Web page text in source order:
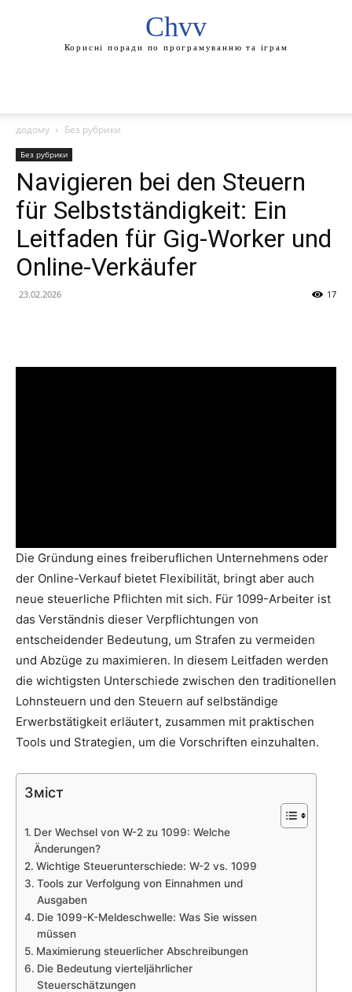
Chvv
Корисні поради по програмуванню та іграм
додому Без рубрики
Без рубрики
Navigieren bei den Steuern
für Selbstständigkeit: Ein
Leitfaden für Gig-Worker und
Online-Verkäufer
23.02.2026 17
Die Gründung eines freiberuflichen Unternehmens oder
der Online-Verkauf bietet Flexibilität, bringt aber auch
neue steuerliche Pflichten mit sich. Für 1099-Arbeiter ist
das Verständnis dieser Verpflichtungen von
entscheidender Bedeutung, um Strafen zu vermeiden
und Abzüge zu maximieren. In diesem Leitfaden werden
die wichtigsten Unterschiede zwischen den traditionellen
Lohnsteuern und den Steuern auf selbständige
Erwerbstätigkeit erläutert, zusammen mit praktischen
Tools und Strategien, um die Vorschriften einzuhalten.
Зміст
Der Wechsel von W-2 zu 1099: Welche
Änderungen?
Wichtige Steuerunterschiede: W-2 vs. 1099
Tools zur Verfolgung von Einnahmen und
Ausgaben
Die 1099-K-Meldeschwelle: Was Sie wissen
müssen
Maximierung steuerlicher Abschreibungen
Die Bedeutung vierteljährlicher
Steuerschätzungen